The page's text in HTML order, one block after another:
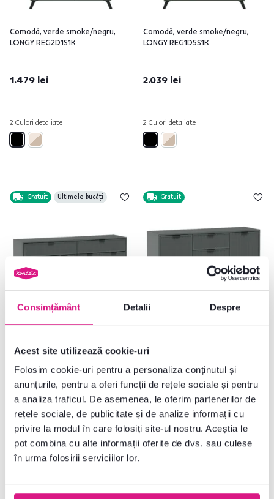
Consimțământ Detalii Despre
Acest site utilizează cookie-uri
Folosim cookie-uri pentru a personaliza conținutul și
anunțurile, pentru a oferi funcții de rețele sociale și pentru
a analiza traficul. De asemenea, le oferim partenerilor de
rețele sociale, de publicitate și de analize informații cu
privire la modul în care folosiți site-ul nostru. Aceștia le
pot combina cu alte informații oferite de dvs. sau culese
în urma folosirii serviciilor lor.
Comodă, verde smoke/negru,
LONGY REG2D1S1K
1.479 lei
2 Culori detaliate
Comodă, verde smoke/negru,
LONGY REG1D5S1K
2.039 lei
2 Culori detaliate
Gratuit Ultimele bucăți
2.079 lei
3 Culori detaliate
Gratuit
1.915 lei
3 Culori detaliate